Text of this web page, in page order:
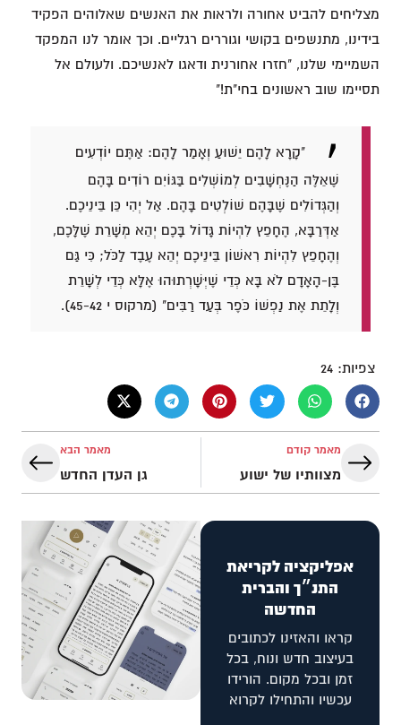
מצליחים להביט אחורה ולראות את האנשים שאלוהים הפקיד
בידינו, מתנשפים בקושי וגוררים רגליים. וכך אומר לנו המפקד
השמיימי שלנו, "חזרו אחורנית ודאגו לאנשיכם. ולעולם אל
תסיימו שוב ראשונים בחי"ת!"
"קָרָא לָהֶם יֵשׁוּעַ וְאָמַר לָהֶם: אַתֶּם יוֹדְעִים
שֶׁאֵלֶּה הַנֶּחְשָׁבִים לְמוֹשְׁלִים בַּגּוֹיִם רוֹדִים בָּהֶם
וְהַגְּדוֹלִים שֶׁבָּהֶם שׁוֹלְטִים בָּהֶם. אַל יְהִי כֵּן בֵּינֵיכֶם.
אַדְּרַבָּא, הֶחָפֵץ לִהְיוֹת גָּדוֹל בָּכֶם יְהֵא מְשָׁרֵת שֶׁלָּכֶם,
וְהֶחָפֵץ לִהְיוֹת רִאשׁוֹן בֵּינֵיכֶם יְהֵא עֶבֶד לַכֹּל; כִּי גַּם
בֶּן-הָאָדָם לֹא בָּא כְּדֵי שֶׁיְּשָׁרְתוּהוּ אֶלָּא כְּדֵי לְשָׁרֵת
וְלָתֵת אֶת נַפְשׁוֹ כֹּפֶר בְּעַד רַבִּים" (מרקוס י 45-42).
צפיות: 24
מאמר קודם
מצוותיו של ישוע
מאמר הבא
גן העדן החדש
אפליקציה לקריאת
התנ״ך והברית
החדשה
קראו והאזינו לכתובים
בעיצוב חדש ונוח, בכל
זמן ובכל מקום. הורידו
עכשיו והתחילו לקרוא